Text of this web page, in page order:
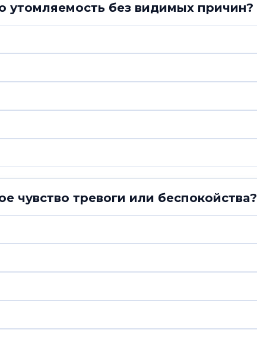
утомляемость без видимых причин?
чувство тревоги или беспокойства?